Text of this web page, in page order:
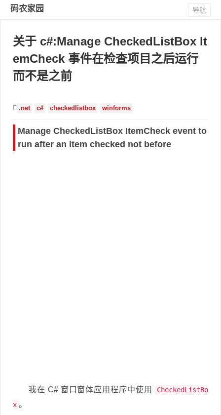
码农家园 导航
关于 c#:Manage CheckedListBox It
emCheck 事件在检查项目之后运行
而不是之前
.net c# checkedlistbox winforms
Manage CheckedListBox ItemCheck event to
run after an item checked not before
我在 C# 窗口窗体应用程序中使用
CheckedListBo
x 。